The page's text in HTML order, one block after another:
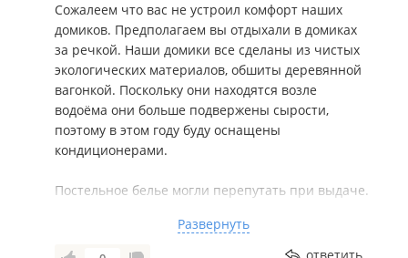
затхлый запах сырости в домике. Окно выходит на
дверь соседнего домика, и если те жильцы курят -
мы нюхаем, если ночью гуляют, мы слушаем. И ещё:
даже если на этой базе будут кого-то убивать, то
помощи ждать не откуда: буянила пьяная особь :
материлась, орала, кидалась на своих близких,
работники базы самоустранились и свой
контактный телефон отключили
Сожалеем что вас не устроил комфорт наших
домиков. Предполагаем вы отдыхали в домиках
за речкой. Наши домики все сделаны из чистых
экологических материалов, обшиты деревянной
вагонкой. Поскольку они находятся возле
водоёма они больше подвержены сырости,
поэтому в этом году буду оснащены
кондиционерами.
Постельное белье могли перепутать при выдаче.
дополнительное одеяло или любой атрибут из
кухонных принадлежностей и тп безоплатно. При
Развернуть